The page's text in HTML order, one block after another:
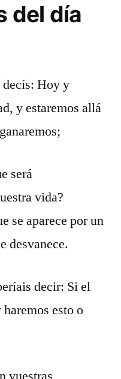
del día
decís: Hoy y
y estaremos allá
será
vida?
se aparece por un
desvanece.
decir: Si el
esto o